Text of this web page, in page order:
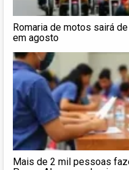
Romaria de motos sairá
em agosto
Mais de 2 mil pessoas